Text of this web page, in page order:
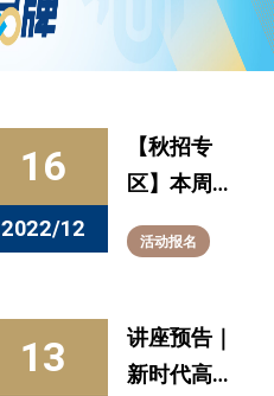
16
2022/12
【秋招专
区】本周发
布的全职信
息看这里
12.16）
活动报名
13
讲座预告｜
新时代高校